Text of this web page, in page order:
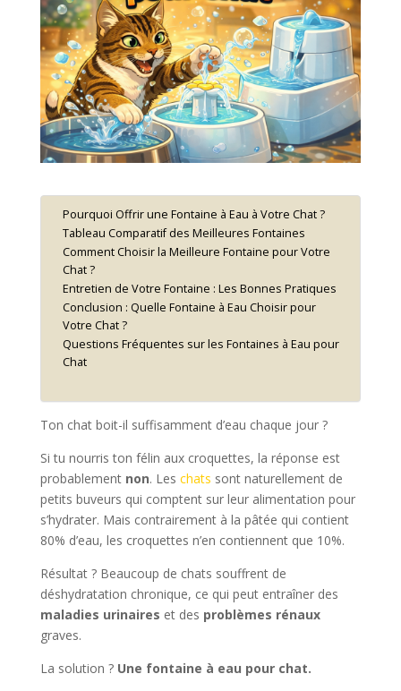
Pourquoi Offrir une Fontaine à Eau à Votre Chat ?
Tableau Comparatif des Meilleures Fontaines
Comment Choisir la Meilleure Fontaine pour Votre
Chat ?
Entretien de Votre Fontaine : Les Bonnes Pratiques
Conclusion : Quelle Fontaine à Eau Choisir pour
Votre Chat ?
Questions Fréquentes sur les Fontaines à Eau pour
Chat
Ton chat boit-il suffisamment d’eau chaque jour ?
Si tu nourris ton félin aux croquettes, la réponse est
probablement non. Les chats sont naturellement de
petits buveurs qui comptent sur leur alimentation pour
s’hydrater. Mais contrairement à la pâtée qui contient
80% d’eau, les croquettes n’en contiennent que 10%.
Résultat ? Beaucoup de chats souffrent de
déshydratation chronique, ce qui peut entraîner des
maladies urinaires et des problèmes rénaux
graves.
La solution ? Une fontaine à eau pour chat.